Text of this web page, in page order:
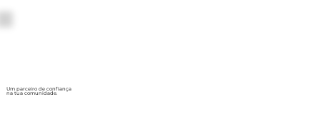
Um parceiro de confiança
na tua comunidade.